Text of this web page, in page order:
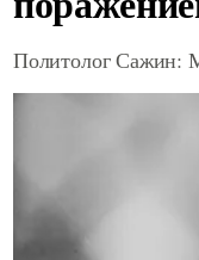
Политолог Сажин: